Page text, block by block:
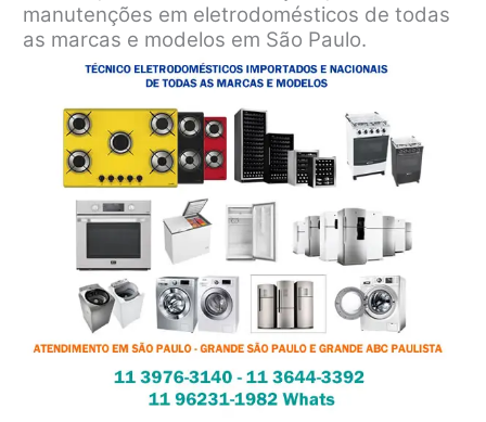
manutenções em eletrodomésticos de todas
as marcas e modelos em São Paulo.